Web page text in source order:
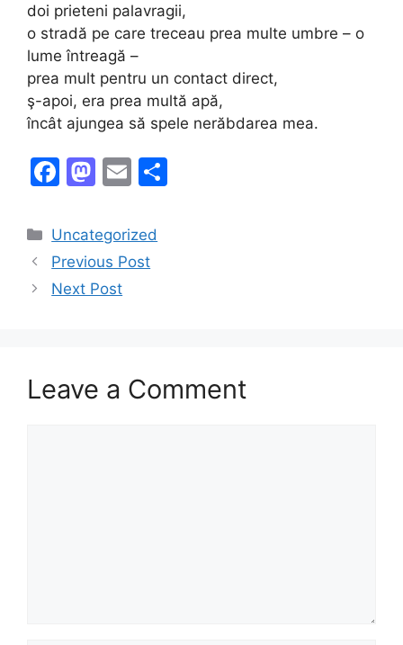
doi prieteni palavragii,
o stradă pe care treceau prea multe umbre – o
lume întreagă –
prea mult pentru un contact direct,
ş-apoi, era prea multă apă,
încât ajungea să spele nerăbdarea mea.
F
c
e
b
M
st
o
d
E
ai
l
Categories
Uncategorized
Previous Post
Next Post
Leave a Comment